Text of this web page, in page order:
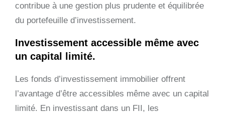
contribue à une gestion plus prudente et équilibrée
du portefeuille d’investissement.
Investissement accessible même avec
un capital limité.
Les fonds d’investissement immobilier offrent
l’avantage d’être accessibles même avec un capital
limité. En investissant dans un FII, les